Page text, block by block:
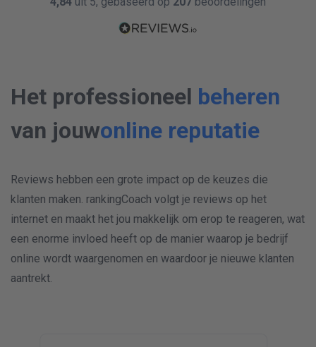
Antwoorden
14 Mar 2020
Facebook
Antwoorden
Het professioneel beheren
van jouwonline reputatie
Reviews hebben een grote impact op de keuzes die
klanten maken. rankingCoach volgt je reviews op het
internet en maakt het jou makkelijk om erop te reageren, wat
een enorme invloed heeft op de manier waarop je bedrijf
online wordt waargenomen en waardoor je nieuwe klanten
aantrekt.
ONLINE AANWEZIGHEID